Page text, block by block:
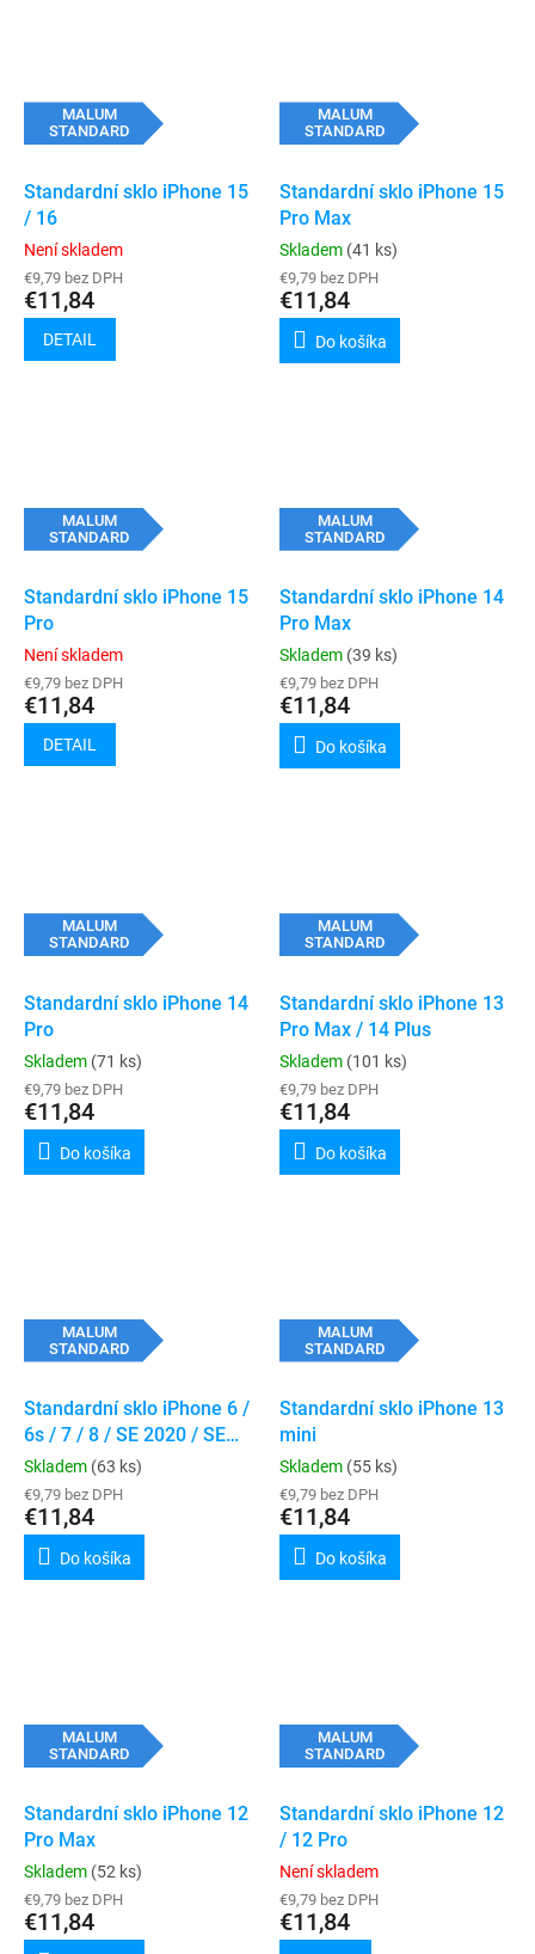
MALUM
STANDARD
Standardní sklo iPhone 15
/ 16
Není skladem
€9,79 bez DPH
€11,84
DETAIL
MALUM
STANDARD
Standardní sklo iPhone 15
Pro Max
Skladem (41 ks)
€9,79 bez DPH
€11,84
Do košíka
MALUM
STANDARD
Standardní sklo iPhone 15
Pro
Není skladem
€9,79 bez DPH
€11,84
DETAIL
MALUM
STANDARD
Standardní sklo iPhone 14
Pro Max
Skladem (39 ks)
€9,79 bez DPH
€11,84
Do košíka
MALUM
STANDARD
Standardní sklo iPhone 14
Pro
Skladem (71 ks)
€9,79 bez DPH
€11,84
Do košíka
MALUM
STANDARD
Standardní sklo iPhone 13
Pro Max / 14 Plus
Skladem (101 ks)
€9,79 bez DPH
€11,84
Do košíka
MALUM
STANDARD
Standardní sklo iPhone 6 /
6s / 7 / 8 / SE 2020 / SE
2022
Skladem (63 ks)
€9,79 bez DPH
€11,84
Do košíka
MALUM
STANDARD
Standardní sklo iPhone 13
mini
Skladem (55 ks)
€9,79 bez DPH
€11,84
Do košíka
MALUM
STANDARD
Standardní sklo iPhone 12
Pro Max
Skladem (52 ks)
€9,79 bez DPH
€11,84
MALUM
STANDARD
Standardní sklo iPhone 12
/ 12 Pro
Není skladem
€9,79 bez DPH
€11,84